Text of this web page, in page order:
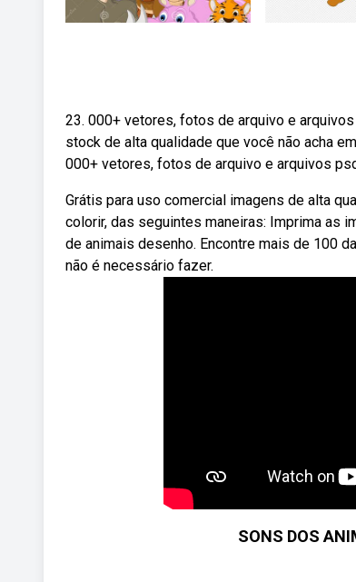
23. 000+ vetores, fotos de arquivo e
stock de alta qualidade que você não acha
000+ vetores, fotos de arquivo e arquivos
Grátis para uso comercial imagens de alta
colorir, das seguintes maneiras: Imprima as
de animais desenho. Encontre mais de 100
não é necessário fazer.
SONS DOS